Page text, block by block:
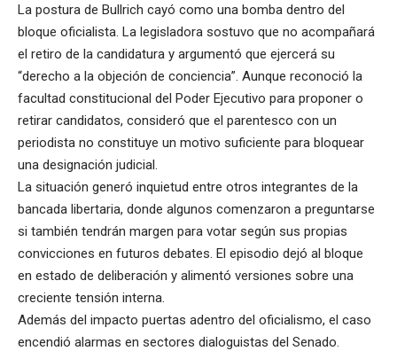
La postura de Bullrich cayó como una bomba dentro del
bloque oficialista. La legisladora sostuvo que no acompañará
el retiro de la candidatura y argumentó que ejercerá su
“derecho a la objeción de conciencia”. Aunque reconoció la
facultad constitucional del Poder Ejecutivo para proponer o
retirar candidatos, consideró que el parentesco con un
periodista no constituye un motivo suficiente para bloquear
una designación judicial.
La situación generó inquietud entre otros integrantes de la
bancada libertaria, donde algunos comenzaron a preguntarse
si también tendrán margen para votar según sus propias
convicciones en futuros debates. El episodio dejó al bloque
en estado de deliberación y alimentó versiones sobre una
creciente tensión interna.
Además del impacto puertas adentro del oficialismo, el caso
encendió alarmas en sectores dialoguistas del Senado.